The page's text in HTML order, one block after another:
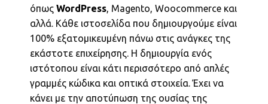
όπως WordPress, Magento, Woocommerce και
αλλά. Κάθε ιστοσελίδα που δημιουργούμε είναι
100% εξατομικευμένη πάνω στις ανάγκες της
εκάστοτε επιχείρησης. Η δημιουργία ενός
ιστότοπου είναι κάτι περισσότερο από απλές
γραμμές κώδικα και οπτικά στοιχεία. Έχει να
κάνει με την αποτύπωση της ουσίας της